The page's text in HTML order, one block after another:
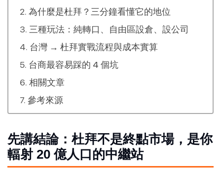
為什麼是杜拜？三分鐘看懂它的地位
三種玩法：純轉口、自由區設倉、設公司
台灣 → 杜拜實戰流程與成本實算
台商最容易踩的 4 個坑
相關文章
參考來源
先講結論：杜拜不是終點市場，是你
輻射 20 億人口的中繼站